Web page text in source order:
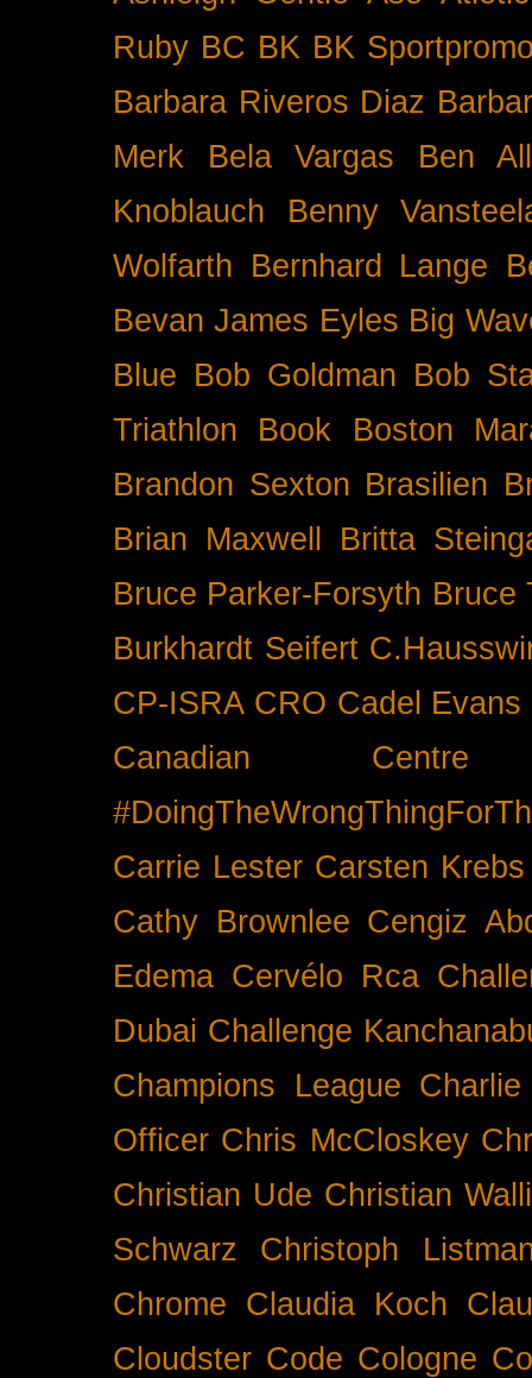
Ruby BC BK BK
Barbara Riveros Diaz
Merk
Bela Vargas
Ben
Knoblauch
Benny
Wolfarth Bernhard Lange
Bevan James Eyles Big
Blue Bob Goldman Bob
Triathlon
Book
Boston
Brandon Sexton Brasilien
Brian Maxwell
Britta
Bruce Parker-Forsyth Bruce
Burkhardt Seifert
CP-ISRA CRO Cadel Evans
Canadian
Carrie Lester Carsten Krebs
Cathy Brownlee Cengiz
Edema Cervélo Rca
Dubai Challenge
Champions League
Officer Chris McCloskey
Christian Ude Christian
Schwarz
Christoph
Chrome Claudia Koch
Cloudster Code Cologne